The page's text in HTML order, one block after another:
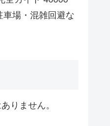
場・混雑回避な
りません。